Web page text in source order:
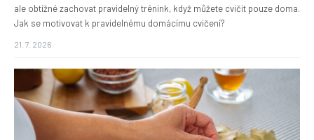
ale obtížné zachovat pravidelný trénink, když můžete cvičit pouze doma.
Jak se motivovat k pravidelnému domácímu cvičení?
21. 7. 2026